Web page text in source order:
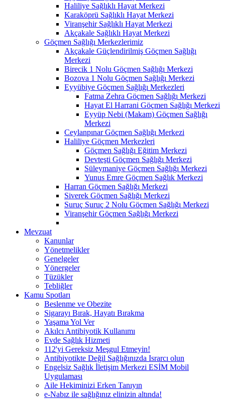
Haliliye Sağlıklı Hayat Merkezi
Karaköprü Sağlıklı Hayat Merkezi
Viranşehir Sağlıklı Hayat Merkezi
Akçakale Sağlıklı Hayat Merkezi
Göçmen Sağlığı Merkezlerimiz
Akçakale Güçlendirilmiş Göçmen Sağlığı
Merkezi
Birecik 1 Nolu Göçmen Sağlığı Merkezi
Bozova 1 Nolu Göçmen Sağlığı Merkezi
Eyyübiye Göçmen Sağlığı Merkezleri
Fatma Zehra Göçmen Sağlığı Merkezi
Hayat El Harrani Göçmen Sağlığı Merkezi
Eyyüp Nebi (Makam) Göçmen Sağlığı
Merkezi
Ceylanpınar Göçmen Sağlığı Merkezi
Haliliye Göçmen Merkezleri
Göçmen Sağlığı Eğitim Merkezi
Devteşti Göçmen Sağlığı Merkezi
Süleymaniye Göçmen Sağlığı Merkezi
Yunus Emre Göçmen Sağlık Merkezi
Harran Göçmen Sağlığı Merkezi
Siverek Göçmen Sağlığı Merkezi
Suruç Suruç 2 Nolu Göçmen Sağlığı Merkezi
Viranşehir Göçmen Sağlığı Merkezi
Mevzuat
Kanunlar
Yönetmelikler
Genelgeler
Yönergeler
Tüzükler
Tebliğler
Kamu Spotları
Beslenme ve Obezite
Sigarayı Bırak, Hayatı Bırakma
Yaşama Yol Ver
Akılcı Antibiyotik Kullanımı
Evde Sağlık Hizmeti
112'yi Gereksiz Meşgul Etmeyin!
Antibiyotikte Değil Sağlığınızda Israrcı olun
Engelsiz Sağlık İletişim Merkezi ESİM Mobil
Uygulaması
Aile Hekiminizi Erken Tanıyın
e-Nabız ile sağlığınız elinizin altında!